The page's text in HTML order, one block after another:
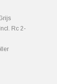
Rc 2-